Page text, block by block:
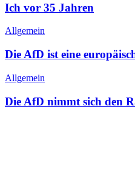
Ich vor 35 Jahren
Allgemein
Die AfD ist eine
Allgemein
Die AfD nimmt sich den